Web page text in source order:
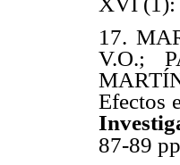
17.
V.O.;
Efectos
87-89